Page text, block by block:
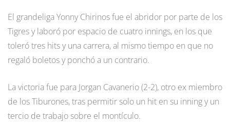
El grandeliga Yonny Chirinos fue el abridor por parte de los
Tigres y laboró por espacio de cuatro innings, en los que
toleró tres hits y una carrera, al mismo tiempo en que no
regaló boletos y ponchó a un contrario.
La victoria fue para Jorgan Cavanerio (2-2), otro ex miembro
de los Tiburones, tras permitir solo un hit en su inning y un
tercio de trabajo sobre el montículo.